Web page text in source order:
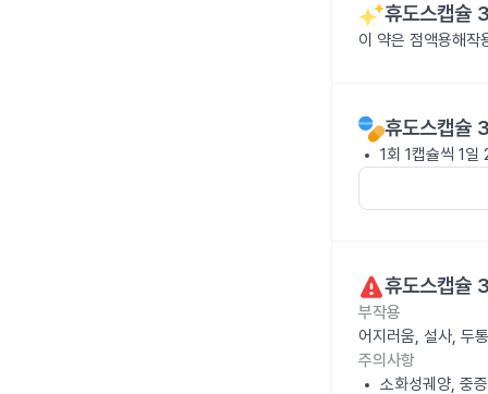
휴도스캡
이 약은 점액용해작
휴도스캡
1회 1캡슐씩 1
휴도스캡
부작용
어지러움, 설사, 두
주의사항
소화성궤양, 중